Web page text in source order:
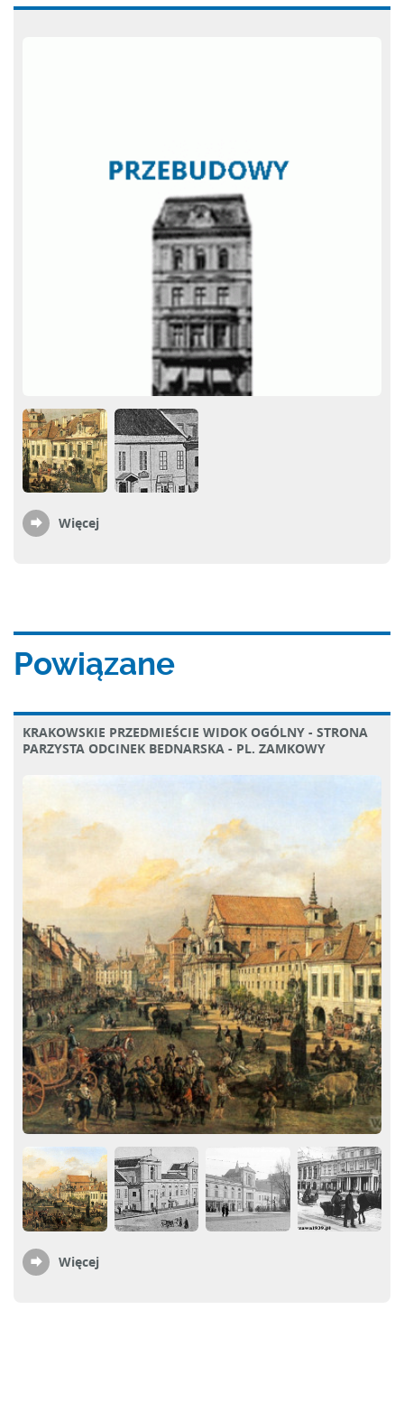
Więcej
Powiązane
KRAKOWSKIE PRZEDMIEŚCIE WIDOK OGÓLNY - STRONA
PARZYSTA ODCINEK BEDNARSKA - PL. ZAMKOWY
Więcej